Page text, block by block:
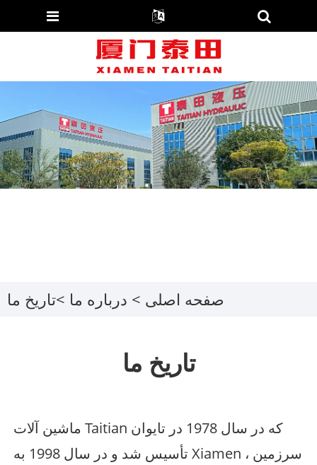
صفحه اصلی > درباره ما >تاریخ ما
تاریخ ما
ماشین آلات Taitian که در سال 1978 در تایوان
تأسیس شد و در سال 1998 به Xiamen ، سرزمین